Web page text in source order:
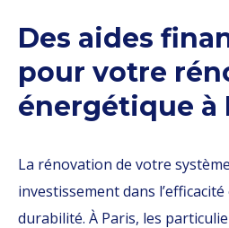
Des aides
pour votre
énergétique à
La rénovation de votre
investissement dans
durabilité. À Paris, les